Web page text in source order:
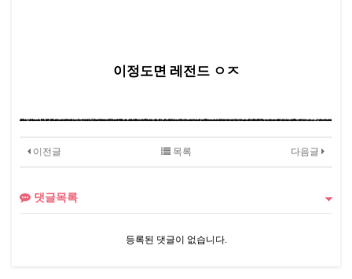
이정도면 레전드 ㅇㅈ
#랜덤채팅어플추천# #소개팅 어플 추천# #온라인미팅# #서울벙개# #유부어플# #행복한중년# #묻지마데이트# #키리키즈스탄# #미혼모카페# #
조건만남가격# #무료채팅싸이트# #40대소개팅어플# #무료결혼상담소# #무료채팅사이트# #채탕# #채팅만남사이트# #채팅사이트추천# #묻지마만남# #
카페채팅창# #무료채팅방추천# #수원산악회# #국제결혼몽골# #음성채팅추천# #체팅만남# #솔로이벤트# #스마트폰채팅# #용인등산# #대화상대# #
홈런어플# #항해사결혼# #채팅창# #진짜무료채팅사이트# #결혼상담관리사# #5060싱글모임# #목포만남# #어플공떡# #아줌마만남# #셀프소개팅# #
실시간체팅# #만남채팅# #BJ방송# #친구어플# #분당산악회# #50대채팅# #50대싱글모임# #주말산행# #무료채팅방# #40대노총각# #30대채팅어플# #대구조건
# #친구# #낯선채팅# #인터넷음악방송# #호주결혼# #러시아신부# #40대만남# #여자만나는방법# #동호회# #재혼결혼# #60대채팅# #무료만남# #
채팅어플# #30대채팅# #만남채팅사이트# #네팔여자결혼# #인터넷채팅추천# #무료데이트# #COXLD# #모임# #만남어플추천# #초보산악회#
이전글 다음글
목록
댓글목록
등록된 댓글이 없습니다.